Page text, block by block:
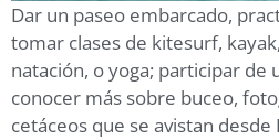
Dar un paseo embarcado,
tomar clases de kitesurf,
natación, o yoga; participar de
conocer más sobre buceo,
cetáceos que se avistan